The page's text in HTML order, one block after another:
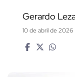
Gerardo
10 de abril de 2026